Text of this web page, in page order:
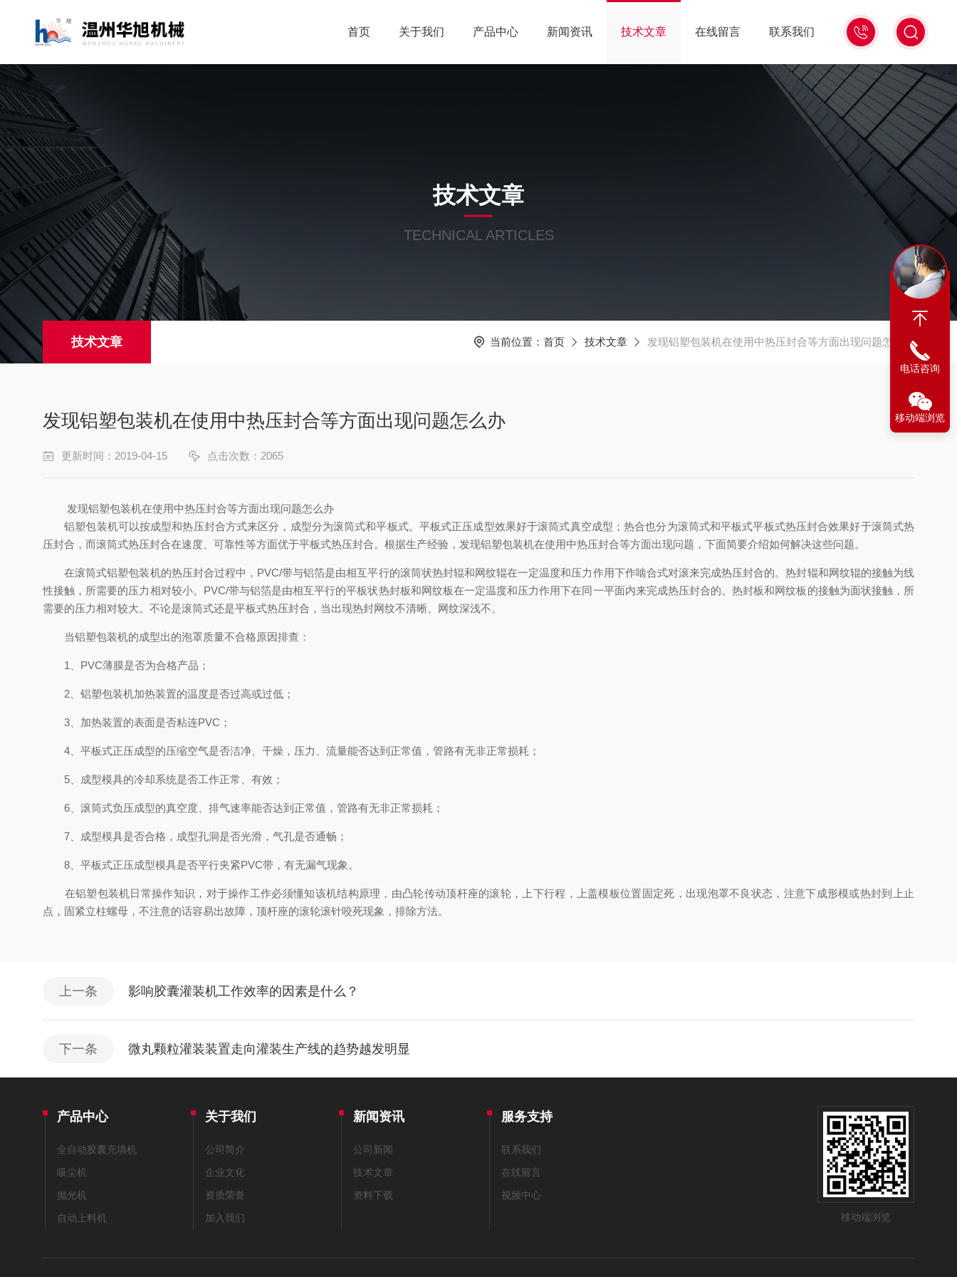
15988741816
首页 关于我们 产品中心 新闻资讯 技术文章 在线留言 联系我们
技术文章
TECHNICAL ARTICLES
技术文章 当前位置： 首页 技术文章 发现铝塑包装机在使用中热压封合等方面出现问题怎么办
发现铝塑包装机在使用中热压封合等方面出现问题怎么办
更新时间：2019-04-15 点击次数：2065
发现铝塑包装机在使用中热压封合等方面出现问题怎么办
铝塑包装机可以按成型和热压封合方式来区分，成型分为滚筒式和平板式。平板式正压成型效果好于滚筒式真空成型；热合也分为滚筒式和平板式平板式热压封合效果好于滚筒式热
压封合，而滚筒式热压封合在速度、可靠性等方面优于平板式热压封合。根据生产经验，发现铝塑包装机在使用中热压封合等方面出现问题，下面简要介绍如何解决这些问题。
在滚筒式铝塑包装机的热压封合过程中，PVC/带与铝箔是由相互平行的滚筒状热封辊和网纹辊在一定温度和压力作用下作啮合式对滚来完成热压封合的。热封辊和网纹辊的接触为线
性接触，所需要的压力相对较小。PVC/带与铝箔是由相互平行的平板状热封板和网纹板在一定温度和压力作用下在同一平面内来完成热压封合的。热封板和网纹板的接触为面状接触，所
需要的压力相对较大。不论是滚筒式还是平板式热压封合，当出现热封网纹不清晰、网纹深浅不。
当铝塑包装机的成型出的泡罩质量不合格原因排查：
1、PVC薄膜是否为合格产品；
2、铝塑包装机加热装置的温度是否过高或过低；
3、加热装置的表面是否粘连PVC；
4、平板式正压成型的压缩空气是否洁净、干燥，压力、流量能否达到正常值，管路有无非正常损耗；
5、成型模具的冷却系统是否工作正常、有效；
6、滚筒式负压成型的真空度、排气速率能否达到正常值，管路有无非正常损耗；
7、成型模具是否合格，成型孔洞是否光滑，气孔是否通畅；
8、平板式正压成型模具是否平行夹紧PVC带，有无漏气现象。
在铝塑包装机日常操作知识，对于操作工作必须懂知该机结构原理，由凸轮传动顶杆座的滚轮，上下行程，上盖模板位置固定死，出现泡罩不良状态，注意下成形模或热封到上止
点，固紧立柱螺母，不注意的话容易出故障，顶杆座的滚轮滚针咬死现象，排除方法。
上一条 影响胶囊灌装机工作效率的因素是什么？
下一条 微丸颗粒灌装装置走向灌装生产线的趋势越发明显
产品中心
全自动胶囊充填机
吸尘机
抛光机
自动上料机
关于我们
公司简介
企业文化
资质荣誉
加入我们
新闻资讯
公司新闻
技术文章
资料下载
服务支持
联系我们
在线留言
视频中心
移动端浏览
电话咨询
移动端浏览